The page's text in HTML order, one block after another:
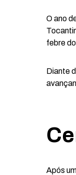
O ano
febre
Diante
Após